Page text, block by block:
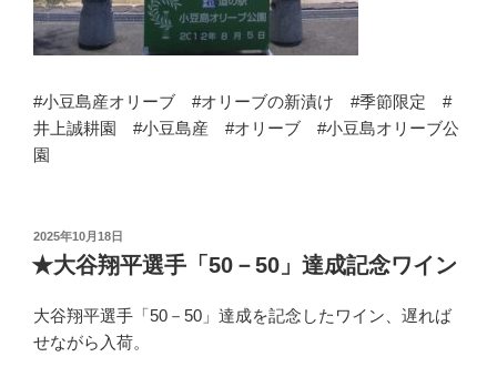
#小豆島産オリーブ #オリーブの新漬け #季節限定 #
井上誠耕園 #小豆島産 #オリーブ #小豆島オリーブ公
園
投
稿
日:
2025年10月18日
★大谷翔平選手「50－50」達成記念ワイン
大谷翔平選手「50－50」達成を記念したワイン、遅れば
せながら入荷。